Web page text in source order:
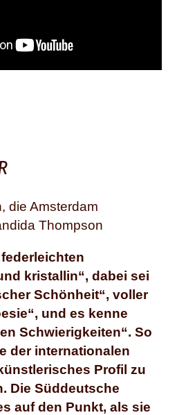
die Amsterdam
Thompson
kristallin“, dabei sei
Schönheit“, voller
und es kenne
Schwierigkeiten“. So
der internationalen
Profil zu
Die Süddeutsche
auf den Punkt, als sie